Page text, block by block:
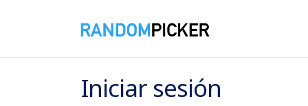
Iniciar sesión